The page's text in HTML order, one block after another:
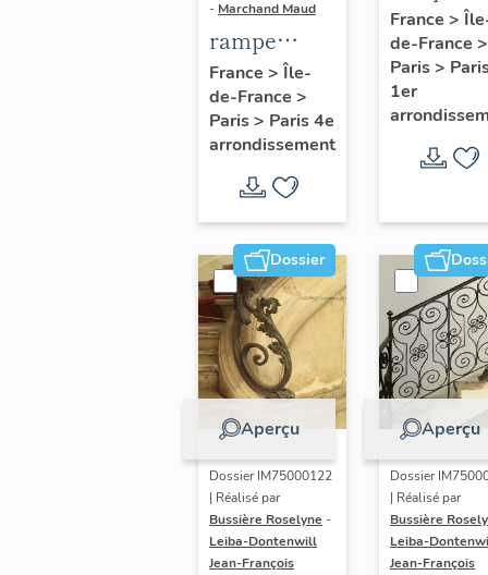
- Marchand Maud
rampe
d'appui,
escalier de
la maison à
cochère
dite hôtel
Charpentier
(non étudié)
France > Île-
de-France >
Paris> Paris 4e
arrondissement
d'appui,
escalier
la
porte
cochère
(non
France >
de-France >
Paris>
1er
Dossier
Aperçu
Dossier IM75000122
| Réalisé par
Bussière Roselyne -
Leiba-Dontenwill
Jean-François
Aperçu
Dossier
| Réalisé par
Bussière
Leiba-
Jean-François